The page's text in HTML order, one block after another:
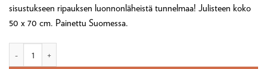
sisustukseen ripauksen luonnonläheistä tunnelmaa! Julisteen koko
50 x 70 cm. Painettu Suomessa.